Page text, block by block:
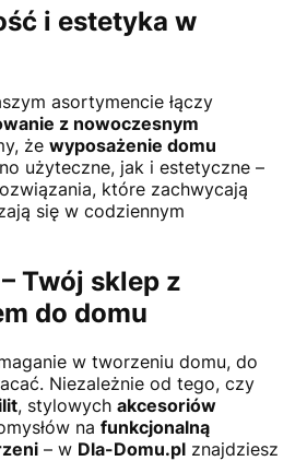
i estetyka w
asortymencie łączy
z nowoczesnym
że wyposażenie domu
użyteczne, jak i estetyczne –
które zachwycają
się w codziennym
Twój sklep z
do domu
w tworzeniu domu, do
Niezależnie od tego, czy
, stylowych akcesoriów
na funkcjonalną
– w Dla-Domu.pl znajdziesz